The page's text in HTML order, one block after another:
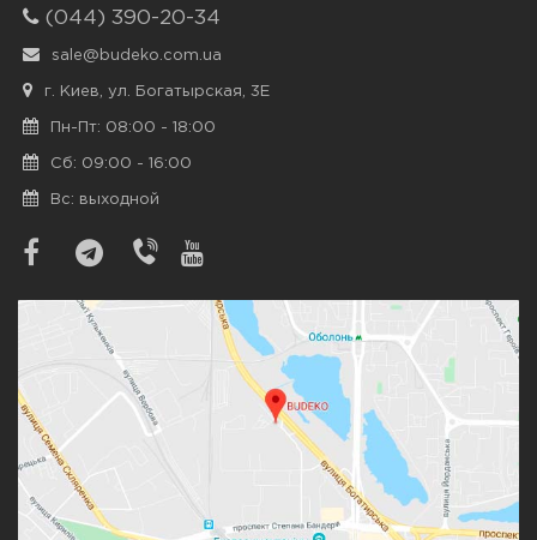
(044) 390-20-34
sale@budeko.com.ua
г. Киев, ул. Богатырская, 3Е
Пн-Пт: 08:00 - 18:00
Сб: 09:00 - 16:00
Вс: выходной